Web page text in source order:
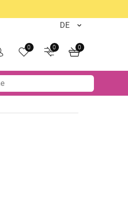
0 0 0